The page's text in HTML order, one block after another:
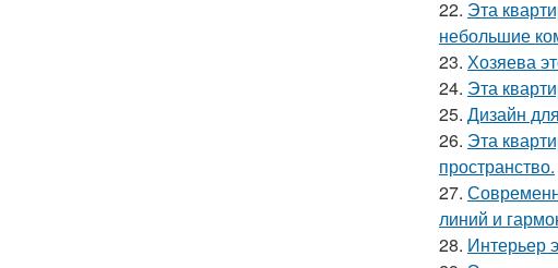
22. Эта
небольшие
23. Хозяева
24. Эта
25. Дизайн
26. Эта
пространство.
27.
линий и
28. Интерьер